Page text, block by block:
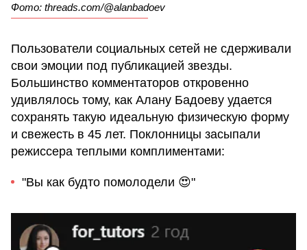
Фото: threads.com/@alanbadoev
Пользователи социальных сетей не сдерживали
свои эмоции под публикацией звезды.
Большинство комментаторов откровенно
удивлялось тому, как Алану Бадоеву удается
сохранять такую идеальную физическую форму
и свежесть в 45 лет. Поклонницы засыпали
режиссера теплыми комплиментами:
"Вы как будто помолодели 😍"